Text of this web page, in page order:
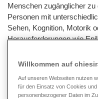
Menschen zugänglicher
Personen mit
Sehen, Kognition, Motorik
Herausforderungen wie
AccessiWay, das Internet
Willkommen auf
Auf unseren Webseiten nutzen
für den Einsatz von Cookies
personenbezogener Daten im